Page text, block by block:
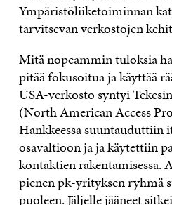
Ympäristöliiketoiminnan
tarvitsevan verkostojen
Mitä nopeammin tuloksia
pitää fokusoitua ja käyttää
USA-verkosto syntyi
(North American Access
Hankkeessa suuntauduttiin
osavaltioon ja ja käytettiin
kontaktien rakentamisessa.
pienen pk-yrityksen ryhmä
puoleen. Jäljelle jääneet